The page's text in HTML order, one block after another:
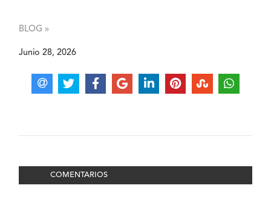
BLOG »
Junio 28, 2026
COMENTARIOS